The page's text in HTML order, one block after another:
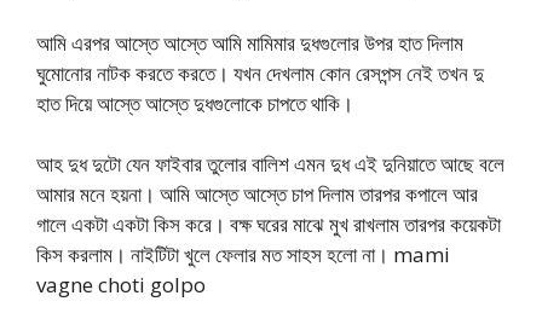
আমি এরপর আস্তে আস্তে আমি মামিমার দুধগুলোর উপর হাত দিলাম
ঘুমোনোর নাটক করতে করতে। যখন দেখলাম কোন রেসপন্স নেই তখন দু
হাত দিয়ে আস্তে আস্তে দুধগুলোকে চাপতে থাকি।
আহ দুধ দুটো যেন ফাইবার তুলোর বালিশ এমন দুধ এই দুনিয়াতে আছে বলে
আমার মনে হয়না। আমি আস্তে আস্তে চাপ দিলাম তারপর কপালে আর
গালে একটা একটা কিস করে। বক্ষ ঘরের মাঝে মুখ রাখলাম তারপর কয়েকটা
কিস করলাম। নাইটিটা খুলে ফেলার মত সাহস হলো না। mami
vagne choti golpo